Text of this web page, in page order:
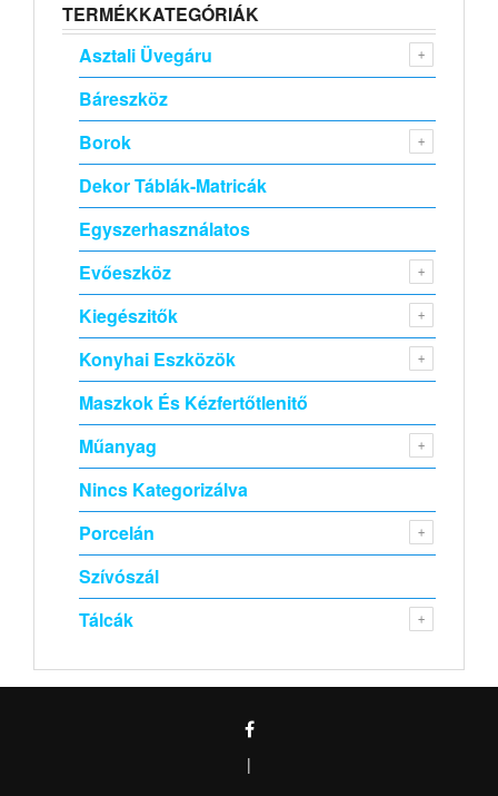
TERMÉKKATEGÓRIÁK
Asztali Üvegáru
Báreszköz
Borok
Dekor Táblák-Matricák
Egyszerhasználatos
Evőeszköz
Kiegészitők
Konyhai Eszközök
Maszkok És Kézfertőtlenitő
Műanyag
Nincs Kategorizálva
Porcelán
Szívószál
Tálcák
|